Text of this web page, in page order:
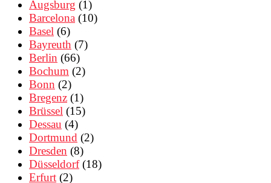
Augsburg (1)
Barcelona (10)
Basel (6)
Bayreuth (7)
Berlin (66)
Bochum (2)
Bonn (2)
Bregenz (1)
Brüssel (15)
Dessau (4)
Dortmund (2)
Dresden (8)
Düsseldorf(18)
Erfurt (2)